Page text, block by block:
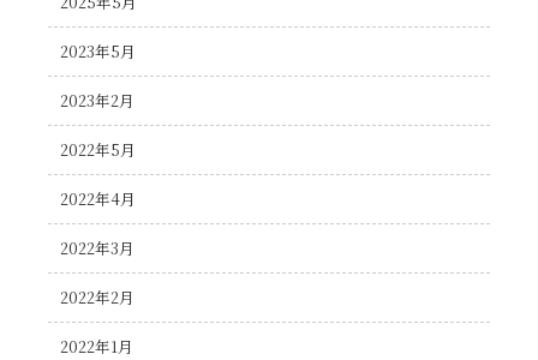
2023年5月
2023年2月
2022年5月
2022年4月
2022年3月
2022年2月
2022年1月